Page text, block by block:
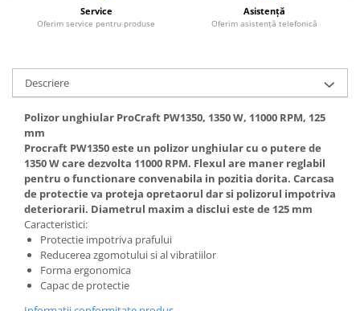
Tocatoare agricole
Prelungitoare
Sigurante electrice
Surse de iluminat
Plafoniere
Scule pentru construcții
Betoniere
Ciocane rotopercutoare
Plase gard
Plasa sarma galvanizata zincata
Plasa sarma rabit
Sarma moale neagra pentru fierari
Service
Oferim service pentru produse
Asistență
Oferim asistență telefonică
Descriere
Polizor unghiular ProCraft PW1350, 1350 W, 11000 RPM, 125
mm
Procraft PW1350 este un polizor unghiular cu o putere de
1350 W care dezvolta 11000 RPM. Flexul are maner reglabil
pentru o functionare convenabila in pozitia dorita. Carcasa
de protectie va proteja opretaorul dar si polizorul impotriva
deteriorarii. Diametrul maxim a disclui este de 125 mm
Caracteristici:
Protectie impotriva prafului
Reducerea zgomotului si al vibratiilor
Forma ergonomica
Capac de protectie